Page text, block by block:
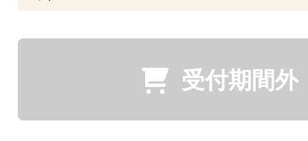
受付期間外